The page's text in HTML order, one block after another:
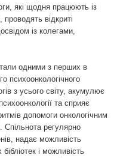
які щодня працюють із
проводять відкриті
із колегами,
одними з перших в
психоонкологічного
з усього світу, акумулює
та сприяє
допомоги онкологічним
Спільнота регулярно
надає можливість
і можливість